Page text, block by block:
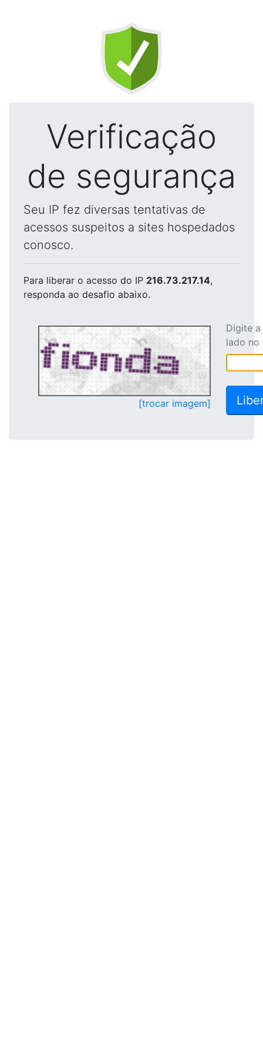
Verificação
de segurança
Seu IP fez diversas tentativas de
acessos suspeitos a sites hospedados
conosco.
Para liberar o acesso do IP 216.73.217.14,
responda ao desafio abaixo.
[trocar imagem]
Digite
lado no